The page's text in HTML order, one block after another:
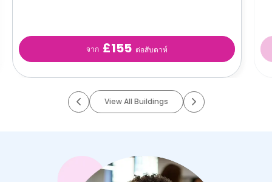
จาก £155 ต่อสับดาห์
View All Buildings